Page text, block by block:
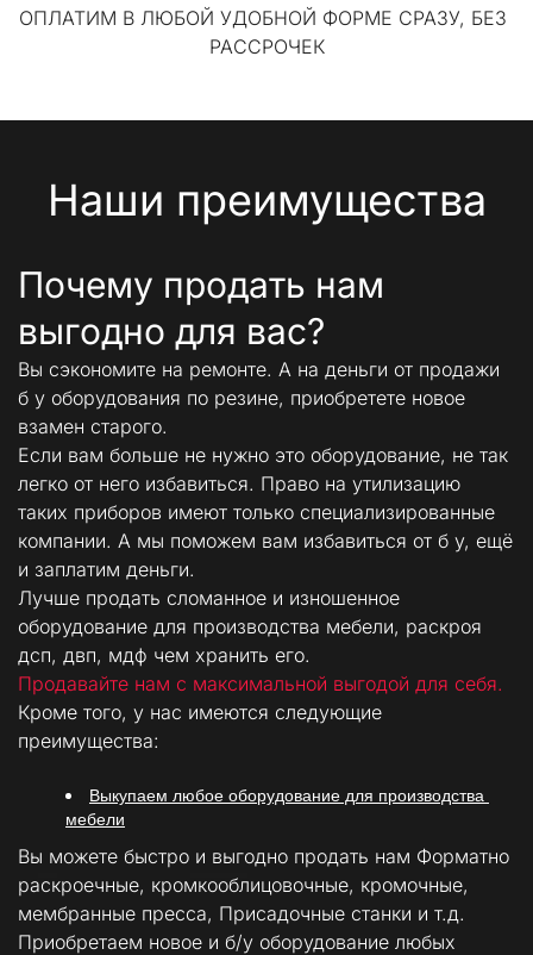
ОПЛАТИМ В ЛЮБОЙ УДОБНОЙ ФОРМЕ СРАЗУ, БЕЗ
РАССРОЧЕК
Наши преимущества
Почему продать нам
выгодно для вас?
Вы сэкономите на ремонте. А на деньги от продажи
б у оборудования по резине, приобретете новое
взамен старого.
Если вам больше не нужно это оборудование, не так
легко от него избавиться. Право на утилизацию
таких приборов имеют только специализированные
компании. А мы поможем вам избавиться от б у, ещё
и заплатим деньги.
Лучше продать сломанное и изношенное
оборудование для производства мебели, раскроя
дсп, двп, мдф чем хранить его.
Кроме того, у нас имеются следующие
преимущества:
Выкупаем любое оборудование для производства
мебели
Вы можете быстро и выгодно продать нам Форматно
раскроечные, кромкооблицовочные, кромочные,
мембранные пресса, Присадочные станки и т.д.
Приобретаем новое и б/у оборудование любых